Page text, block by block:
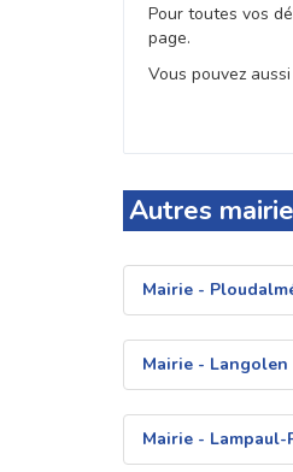
Pour toutes vos
page.
Vous pouvez
Autres
Mairie -
Mairie - Langolen
Mairie - Lampaul-